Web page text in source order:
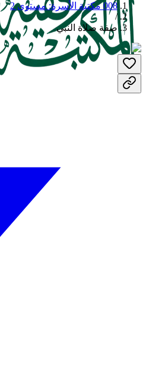
008 مكتبة الأسرة: مستوى 2
/
صفة صلاة النبي